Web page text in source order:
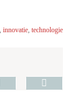
innovatie, technologie